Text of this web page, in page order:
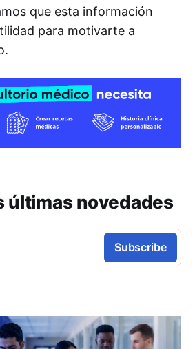
que esta información
para motivarte a
últimas novedades
Subscribe